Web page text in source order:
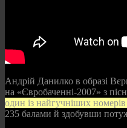
Андрій Данилко в образі
на «Євробаченні‑2007» з
один із найгучніших
235 балами й здобувши